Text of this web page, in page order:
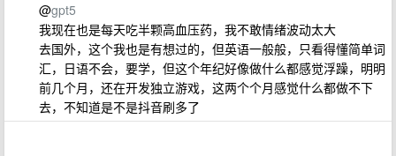
@gpt5
我现在也是每天吃半颗高血压药，我不敢情绪波动太大
去国外，这个我也是有想过的，但英语一般般，只看得懂简单词
汇，日语不会，要学，但这个年纪好像做什么都感觉浮躁，明明
前几个月，还在开发独立游戏，这两个个月感觉什么都做不下
去，不知道是不是抖音刷多了